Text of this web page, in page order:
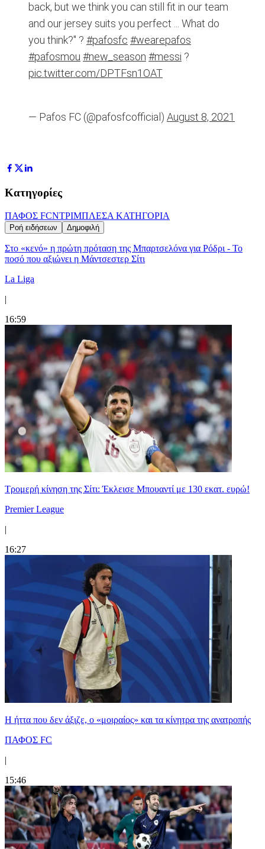
back, but we think you can still fit in our team
and our jersey suits you perfect ... What do
you think?" ? #pafosfc #wearepafos
#pafosmou #new_season #messi ?
pic.twitter.com/DPTFsn1OAT
— Pafos FC (@pafosfcofficial) August 8, 2021
Κατηγορίες
ΠΑΦΟΣ FCΝΤΡΙΜΠΛΕΣΑ ΚΑΤΗΓΟΡΙΑ
Ροή ειδήσεων Δημοφιλή
Στο «κενό» η πρώτη πρόταση της Μπαρτσελόνα για Ρόδρι - Το
ποσό που αξιώνει η Μάντσεστερ Σίτι
La Liga
|
16:59
Τρομερή κίνηση της Σίτι: Έκλεισε Μπουαντί με 130 εκατ. ευρώ!
Premier League
|
16:27
Η ήττα που δεν άξιζε, ο «μοιραίος» και τα κίνητρα της ανατροπής
ΠΑΦΟΣ FC
|
15:46